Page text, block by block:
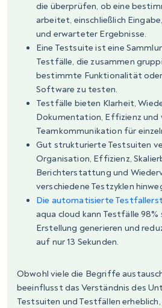
die überprüfen, ob eine
arbeitet, einschließlich
und erwarteter Ergebnisse.
Eine Testsuite ist eine
Testfälle, die zusammen
bestimmte Funktionalität
Software zu testen.
Testfälle bieten Klarheit,
Dokumentation, Effizienz und
Teamkommunikation für
Gut strukturierte Testsuiten
Organisation, Effizienz,
Berichterstattung und
verschiedene Testzyklen
Die automatisierte
aqua cloud kann Testfälle 98%
Erstellung generieren und
auf nur 13 Sekunden.
Obwohl viele die Begriffe
beeinflusst das Verständnis des
Testsuiten und Testfällen erheblich,